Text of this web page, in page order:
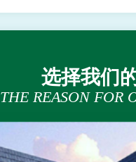
选择我们
THE REASON FOR